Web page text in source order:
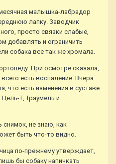
малышка-лабрадор
лапку. Заводчик
просто связки слабые,
добавлять и ограничить
собака все так же хромала.
При осмотре сказала,
есть воспаление. Вчера
что есть изменения в суставе
Цель-Т, Траумель и
снимок, не знаю, как
быть что-то видно.
по-прежнему утверждает,
бы собаку напичкать